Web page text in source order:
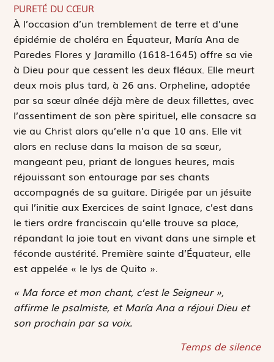
PURETÉ DU CŒUR
À l’occasion d’un tremblement de terre et d’une
épidémie de choléra en Équateur, María Ana de
Paredes Flores y Jaramillo (1618-1645) offre sa vie
à Dieu pour que cessent les deux fléaux. Elle meurt
deux mois plus tard, à 26 ans. Orpheline, adoptée
par sa sœur aînée déjà mère de deux fillettes, avec
l’assentiment de son père spirituel, elle consacre sa
vie au Christ alors qu’elle n’a que 10 ans. Elle vit
alors en recluse dans la maison de sa sœur,
mangeant peu, priant de longues heures, mais
réjouissant son entourage par ses chants
accompagnés de sa guitare. Dirigée par un jésuite
qui l’initie aux Exercices de saint Ignace, c’est dans
le tiers ordre franciscain qu’elle trouve sa place,
répandant la joie tout en vivant dans une simple et
féconde austérité. Première sainte d’Équateur, elle
est appelée « le lys de Quito ».
« Ma force et mon chant, c’est le Seigneur »,
affirme le psalmiste, et María Ana a réjoui Dieu et
son prochain par sa voix.
Temps de silence